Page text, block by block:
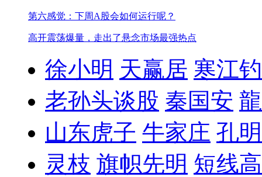
第六感觉：下周A股会如何运行呢？
高开震荡爆量，走出了悬念市场最强热点
徐小明 天赢居 寒江
老孙头谈股 秦国安
山东虎子 牛家庄 孔
灵枝 旗帜先明 短线